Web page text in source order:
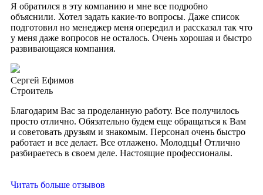
Я обратился в эту компанию и мне все подробно
объяснили. Хотел задать какие-то вопросы. Даже список
подготовил но менеджер меня опередил и рассказал так что
у меня даже вопросов не осталось. Очень хорошая и быстро
развивающаяся компания.
Сергей Ефимов
Строитель
Благодарим Вас за проделанную работу. Все получилось
просто отлично. Обязательно будем еще обращаться к Вам
и советовать друзьям и знакомым. Персонал очень быстро
работает и все делает. Все отлажено. Молодцы! Отлично
разбираетесь в своем деле. Настоящие профессионалы.
Читать больше отзывов